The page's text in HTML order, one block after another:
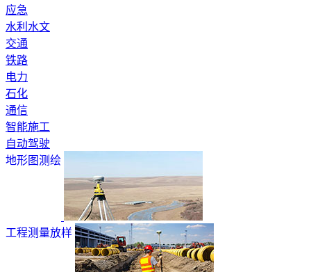
应急
水利水文
交通
铁路
电力
石化
通信
智能施工
自动驾驶
地形图测绘
工程测量放样